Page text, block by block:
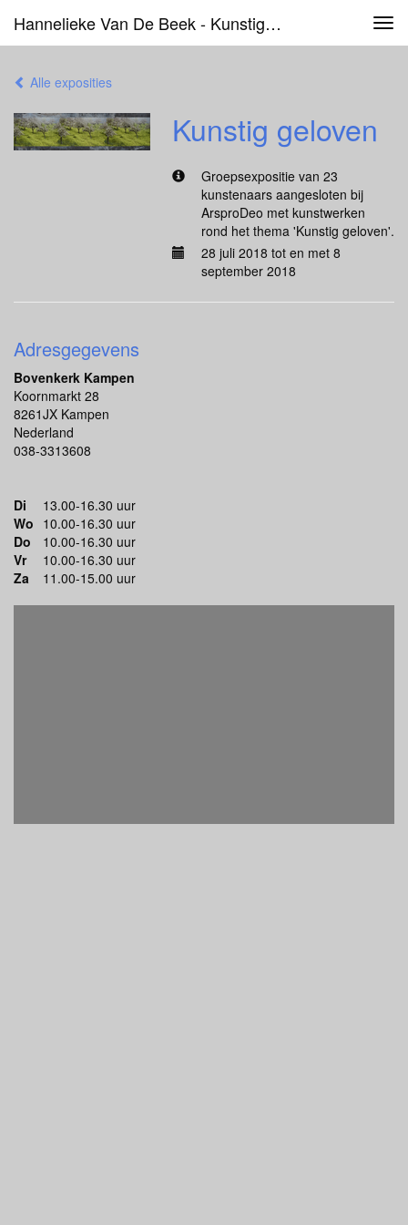
Hannelieke Van De Beek - Kunstig Geloven
Alle exposities
Kunstig geloven
Groepsexpositie van 23
kunstenaars aangesloten bij
ArsproDeo met kunstwerken
rond het thema 'Kunstig geloven'.
28 juli 2018 tot en met 8
september 2018
Adresgegevens
Bovenkerk Kampen
Koornmarkt 28
8261JX Kampen
Nederland
038-3313608
Di
13.00-16.30 uur
Wo 10.00-16.30 uur
Do
10.00-16.30 uur
Vr
10.00-16.30 uur
Za
11.00-15.00 uur